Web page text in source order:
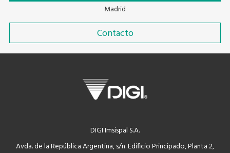
Madrid
Contacto
DIGI Imsispal S.A.
Avda. de la República Argentina, s/n. Edificio Principado, Planta 2,